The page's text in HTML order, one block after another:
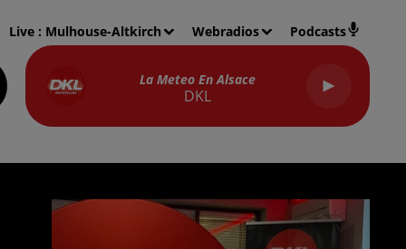
Live : Mulhouse-Altkirch Webradios Podcasts
La Meteo En Alsace
DKL